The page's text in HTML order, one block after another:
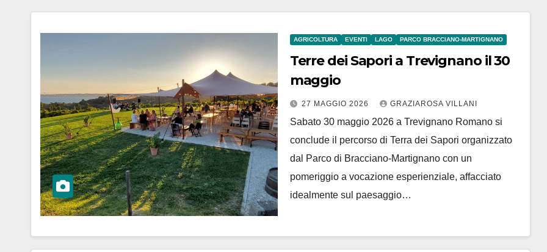
AGRICOLTURA EVENTI LAGO PARCO BRACCIANO-MARTIGNANO
Terre dei Sapori a Trevignano il 30
maggio
27 MAGGIO 2026 GRAZIAROSA VILLANI
Sabato 30 maggio 2026 a Trevignano Romano si
conclude il percorso di Terra dei Sapori organizzato
dal Parco di Bracciano-Martignano con un
pomeriggio a vocazione esperienziale, affacciato
idealmente sul paesaggio…